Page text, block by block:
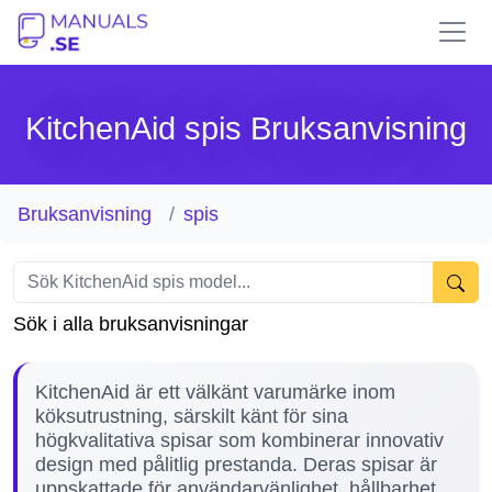
KitchenAid spis Bruksanvisning
Bruksanvisning spis
Sök i alla bruksanvisningar
KitchenAid är ett välkänt varumärke inom
köksutrustning, särskilt känt för sina
högkvalitativa spisar som kombinerar innovativ
design med pålitlig prestanda. Deras spisar är